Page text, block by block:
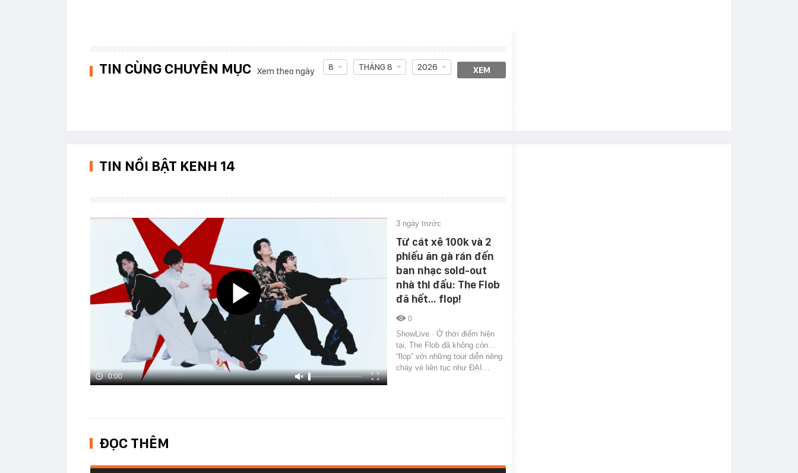
TIN CÙNG CHUYÊN MỤC Xem theo ngày 8 THÁNG 8 2026 XEM
TIN NỔI BẬT KENH 14
0:00
3 ngày trước
Từ cát xê 100k và 2
phiếu ăn gà rán đến
ban nhạc sold-out
nhà thi đấu: The Flob
đã hết… flop!
0
ShowLive · Ở thời điểm hiện
tại, The Flob đã không còn…
“flop” với những tour diễn riêng
cháy vé liên tục như ĐẠI…
ĐỌC THÊM